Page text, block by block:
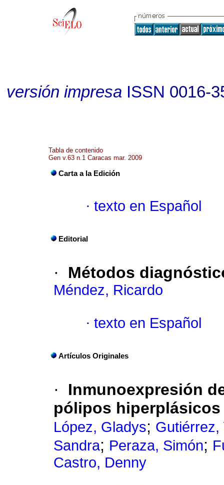
versión impresaISSN 0016-
Tabla de contenido
Gen v.63 n.1 Caracas mar. 2009
Carta a la Edición
· texto en Español
Editorial
· Métodos
Méndez, Ricardo
· texto en Español
Artículos Originales
·
Inmunoexpresión
pólipos
López, Gladys; Gutiérrez,
Sandra; Peraza, Simón;
Castro, Denny